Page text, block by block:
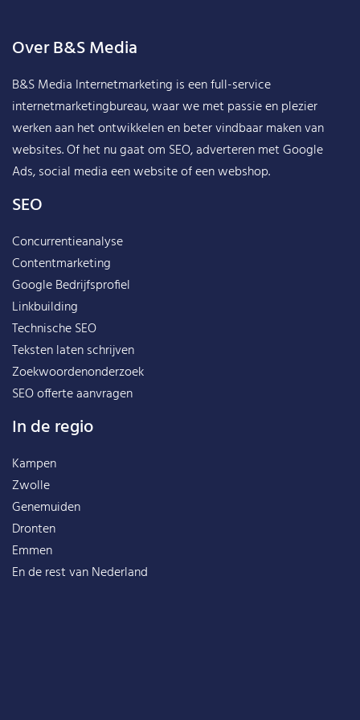
Over B&S Media
B&S Media Internetmarketing is een full-service
internetmarketingbureau, waar we met passie en plezier
werken aan het ontwikkelen en beter vindbaar maken van
websites. Of het nu gaat om SEO, adverteren met Google
Ads, social media een website of een webshop.
SEO
Concurrentieanalyse
Contentmarketing
Google Bedrijfsprofiel
Linkbuilding
Technische SEO
Teksten laten schrijven
Zoekwoordenonderzoek
SEO offerte aanvragen
In de regio
Kampen
Zwolle
Genemuiden
Dronten
Emmen
En de rest vanNederland